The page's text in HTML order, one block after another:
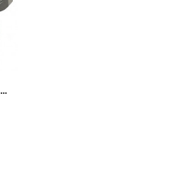
Boussole Compro Pocket Transit 5008